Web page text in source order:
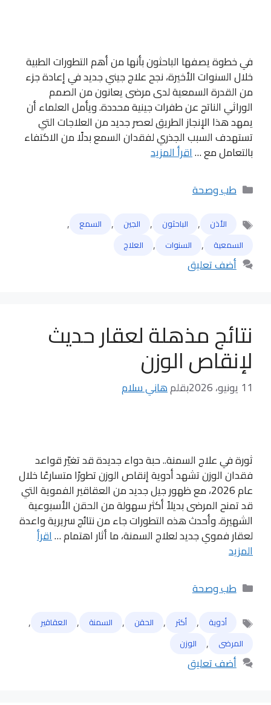
في خطوة يصفها الباحثون بأنها من أهم التطورات الطبية
خلال السنوات الأخيرة، نجح علاج جيني جديد في إعادة جزء
من القدرة السمعية لدى مرضى يعانون من الصمم
الوراثي الناتج عن طفرات جينية محددة. ويأمل العلماء أن
يمهد هذا الإنجاز الطريق لعصر جديد من العلاجات التي
تستهدف السبب الجذري لفقدان السمع بدلًا من الاكتفاء
بالتعامل مع …اقرأ المزيد
التصنيفات
طب وصحة
الوسوم
الأذن , الباحثون , الجين , السمع ,
السمعية , السنوات , العلاج
أضف تعليق
نتائج مذهلة لعقار حديث
لإنقاص الوزن
11 يونيو، 2026 بقلمهاني سلام
ثورة في علاج السمنة.. حبة دواء جديدة قد تغيّر قواعد
فقدان الوزن تشهد أدوية إنقاص الوزن تطورًا متسارعًا خلال
عام 2026، مع ظهور جيل جديد من العقاقير الفموية التي
قد تمنح المرضى بديلاً أكثر سهولة من الحقن الأسبوعية
الشهيرة. وأحدث هذه التطورات جاء من نتائج سريرية واعدة
لعقار فموي جديد لعلاج السمنة، ما أثار اهتمام …اقرأ
المزيد
التصنيفات
طب وصحة
الوسوم
أدوية , أكثر , الحقن , السمنة , العقاقير ,
المرضى , الوزن
أضف تعليق